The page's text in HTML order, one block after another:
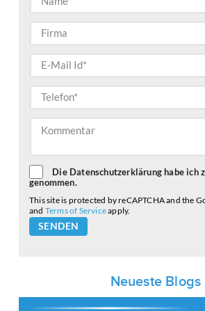
Die Datenschutzerklärung habe ich
genommen.
This site is protected by reCAPTCHA and the
and Terms of Serviceapply.
Please
leave
Neueste Blogs